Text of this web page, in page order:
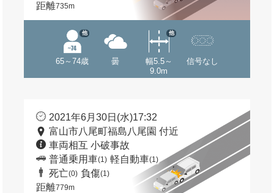
距離735m
65～74歳
他
曇
幅5.5～
9.0m
他
信号なし
2021年6月30日(水)17:32
富山市八尾町福島八尾園 付近
車両相互 小破事故
普通乗用車(1) 軽自動車(1)
死亡(0) 負傷(1)
距離779m